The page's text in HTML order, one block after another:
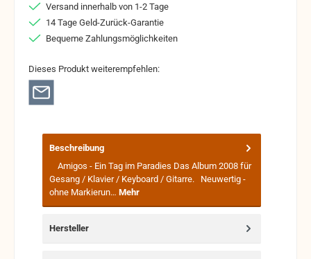
Versand innerhalb von 1-2 Tage
14 Tage Geld-Zurück-Garantie
Bequeme Zahlungsmöglichkeiten
Dieses Produkt weiterempfehlen:
Beschreibung
Amigos - Ein Tag im Paradies Das Album 2008 für
Gesang / Klavier / Keyboard / Gitarre. Neuwertig -
ohne Markierun… Mehr
Hersteller